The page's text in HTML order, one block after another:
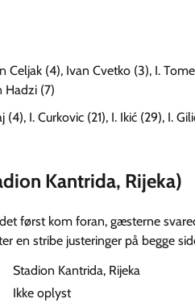
Celjak (4), Ivan Cvetko (3), I.
Hadzi (7)
(4), I. Curkovic (21), I. Ikić (29), I.
Kantrida, Rijeka)
først kom foran, gæsterne
en stribe justeringer på begge
Stadion Kantrida, Rijeka
Ikke oplyst